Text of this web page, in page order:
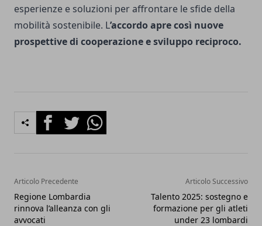
esperienze e soluzioni per affrontare le sfide della
mobilità sostenibile. L’accordo apre così nuove
prospettive di cooperazione e sviluppo reciproco.
FacebookTwitterWhatsapp
Articolo Precedente
Regione Lombardia
rinnova l’alleanza con gli
avvocati
Articolo Successivo
Talento 2025: sostegno e
formazione per gli atleti
under 23 lombardi